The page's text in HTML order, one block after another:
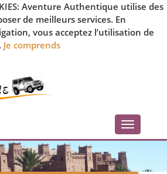
Aventure Authentique utilise des
de meilleurs services. En
vous acceptez l’utilisation de
. Je comprends
Toggle